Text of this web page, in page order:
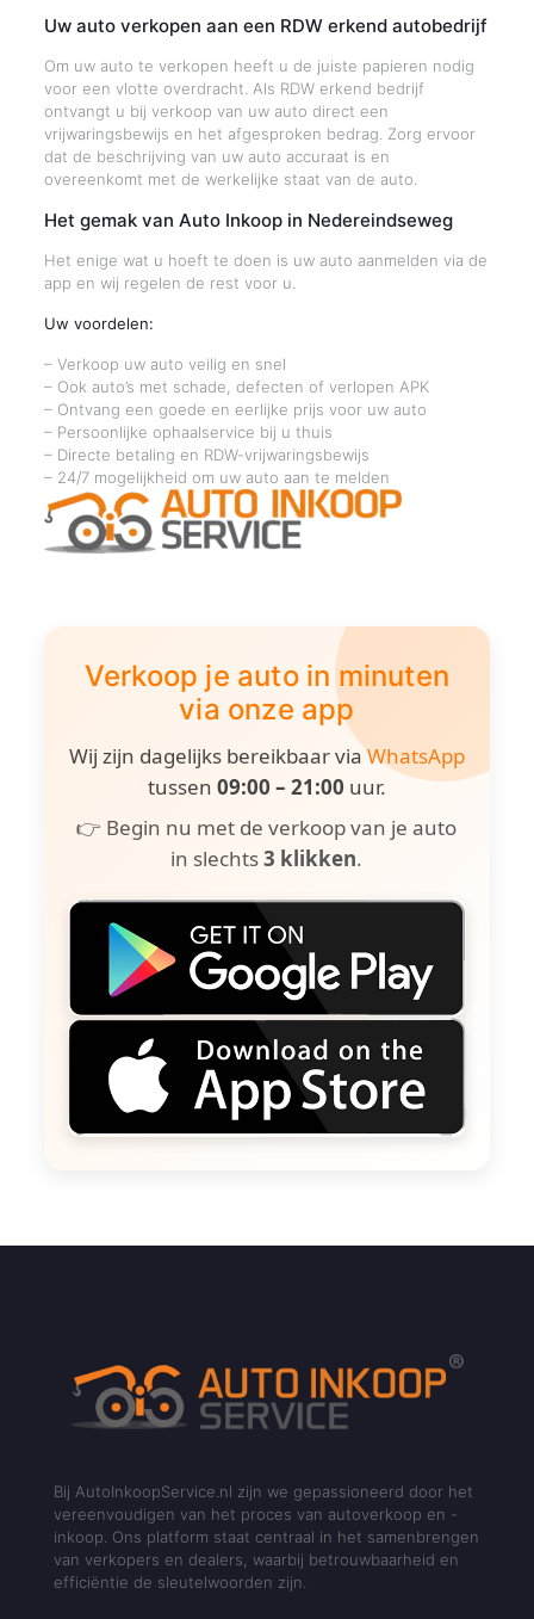
Uw auto verkopen aan een RDW erkend autobedrijf
Om uw auto te verkopen heeft u de juiste papieren nodig
voor een vlotte overdracht. Als RDW erkend bedrijf
ontvangt u bij verkoop van uw auto direct een
vrijwaringsbewijs en het afgesproken bedrag. Zorg ervoor
dat de beschrijving van uw auto accuraat is en
overeenkomt met de werkelijke staat van de auto.
Het gemak van Auto Inkoop in Nedereindseweg
Het enige wat u hoeft te doen is uw auto aanmelden via de
app en wij regelen de rest voor u.
Uw voordelen:
– Verkoop uw auto veilig en snel
– Ook auto’s met schade, defecten of verlopen APK
– Ontvang een goede en eerlijke prijs voor uw auto
– Persoonlijke ophaalservice bij u thuis
– Directe betaling en RDW-vrijwaringsbewijs
– 24/7 mogelijkheid om uw auto aan te melden
Verkoop je auto in minuten
via onze app
Wij zijn dagelijks bereikbaar viaWhatsApp
tussen 09:00 – 21:00 uur.
👉 Begin nu met de verkoop van je auto
in slechts3 klikken.
Bij AutoInkoopService.nl zijn we gepassioneerd door het
vereenvoudigen van het proces van autoverkoop en -
inkoop. Ons platform staat centraal in het samenbrengen
van verkopers en dealers, waarbij betrouwbaarheid en
efficiëntie de sleutelwoorden zijn.